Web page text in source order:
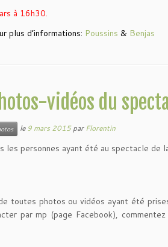
à 16h30.
plus d’informations: Poussins & Benjas
vidéos du
le9 mars 2015 parFlorentin
les personnes ayant été au spectacle de
toutes photos ou vidéos ayant été
par mp (page Facebook),